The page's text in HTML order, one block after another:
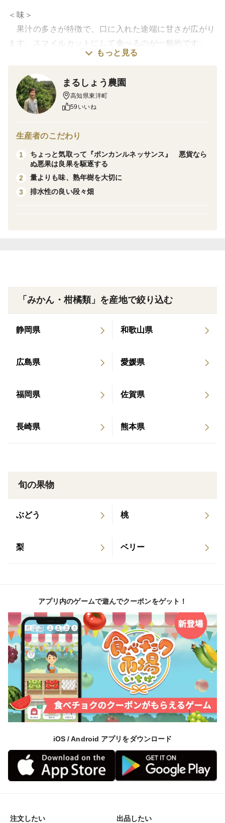
＜味＞
果汁の多さが特徴で、口に入れた途端に甘さが広がり
ます。スマイルカットにして食べるのが一般的です。
化学系農薬や除草剤不使用（天然系農薬は使用）の栽
培です。
収穫後は品質を維持するために冷温貯蔵庫を使用して
＜産地の特徴＞
高知県一のポンカン生産地として知られていますが、
その魁となった地『なべしご』は当農園の中でもグラン
けをせずに日光に当てる栽培をしています。
もっと見る
まるしょう農園
高知県東洋町
59いいね
生産者のこだわり
1
ちょっと気取って『ポンカンルネッサンス』 悪貨なら
ぬ悪果は良果を駆逐する
2
量よりも味、熟年樹を大切に
3
排水性の良い段々畑
「みかん・柑橘類」を産地で絞り込む
静岡県 和歌山県
広島県 愛媛県
福岡県 佐賀県
長崎県 熊本県
旬の果物
ぶどう 桃
梨 ベリー
アプリ内のゲームで遊んでクーポンをゲット！
iOS / Android アプリをダウンロード
注文したい 出品したい